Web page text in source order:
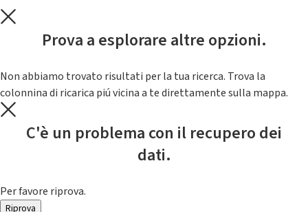
Prova a esplorare altre opzioni.
Non abbiamo trovato risultati per la tua ricerca. Trova la
colonnina di ricarica piú vicina a te direttamente sulla mappa.
C'è un problema con il recupero dei
dati.
Per favore riprova.
Riprova